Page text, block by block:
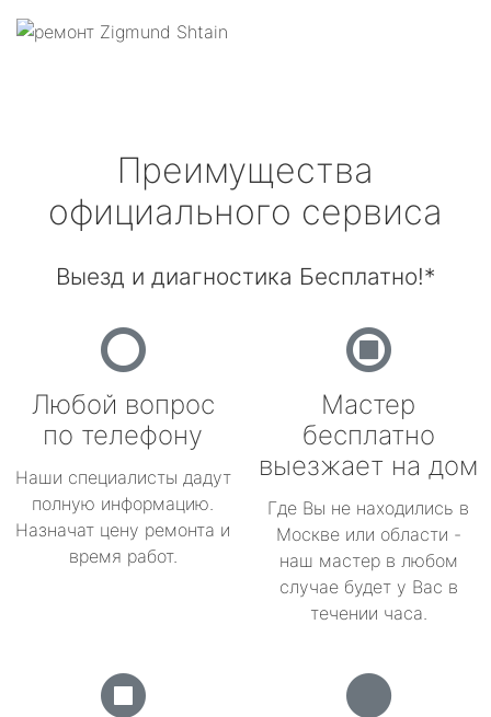
Преимущества
официального сервиса
Выезд и диагностика Бесплатно!*
Любой вопрос
по телефону
Наши специалисты дадут
полную информацию.
Назначат цену ремонта и
время работ.
Мастер
бесплатно
выезжает на дом
Где Вы не находились в
Москве или области -
наш мастер в любом
случае будет у Вас в
течении часа.